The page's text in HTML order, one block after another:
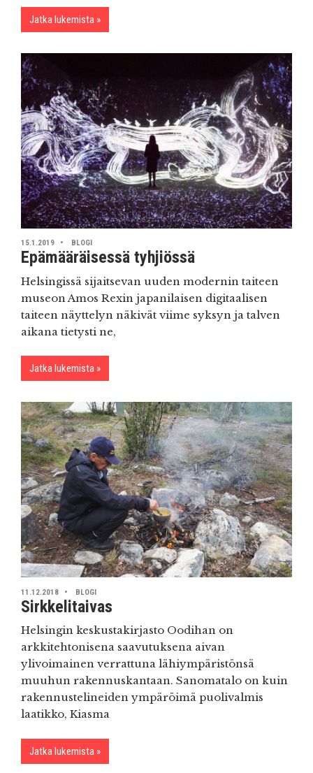
Jatka lukemista
15.1.2019 BLOGI
Epämääräisessä tyhjiössä
Helsingissä sijaitsevan uuden modernin taiteen
museon Amos Rexin japanilaisen digitaalisen
taiteen näyttelyn näkivät viime syksyn ja talven
aikana tietysti ne,
Jatka lukemista
11.12.2018 BLOGI
Sirkkelitaivas
Helsingin keskustakirjasto Oodihan on
arkkitehtonisena saavutuksena aivan
ylivoimainen verrattuna lähiympäristönsä
muuhun rakennuskantaan. Sanomatalo on kuin
rakennustelineiden ympäröimä puolivalmis
laatikko, Kiasma
Jatka lukemista